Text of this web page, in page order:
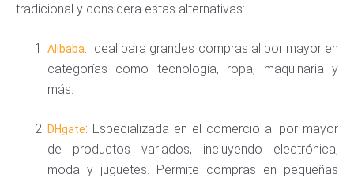
tradicional y considera estas alternativas:
Alibaba: Ideal para grandes compras al por mayor en
categorías como tecnología, ropa, maquinaria y
más.
DHgate: Especializada en el comercio al por mayor
de productos variados, incluyendo electrónica,
moda y juguetes. Permite compras en pequeñas